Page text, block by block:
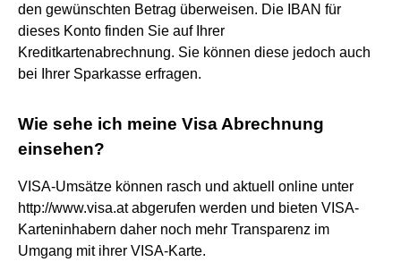
den gewünschten Betrag überweisen. Die IBAN für
dieses Konto finden Sie auf Ihrer
Kreditkartenabrechnung. Sie können diese jedoch auch
bei Ihrer Sparkasse erfragen.
Wie sehe ich meine Visa Abrechnung
einsehen?
VISA-Umsätze können rasch und aktuell online unter
http://www.visa.at abgerufen werden und bieten VISA-
Karteninhabern daher noch mehr Transparenz im
Umgang mit ihrer VISA-Karte.